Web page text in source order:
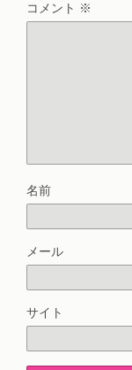
コメント ※
名前
メール
サイト